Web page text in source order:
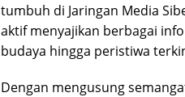
tumbuh di Jaringan Media
aktif menyajikan berbagai
budaya hingga peristiwa
Dengan mengusung